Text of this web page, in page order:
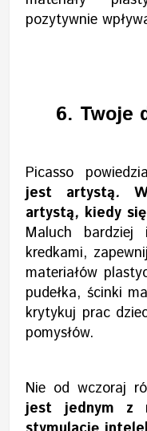
pozytywnie
6. Twoje
Picasso
jest artystą.
artystą, kiedy
Maluch bardziej
kredkami,
materiałów
pudełka, ścinki
krytykuj prac
pomysłów.
Nie od wczoraj
jest jednym z